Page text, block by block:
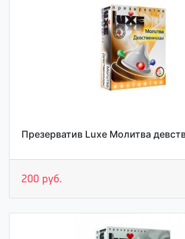
Презерватив Luxe Молитва
200 руб.